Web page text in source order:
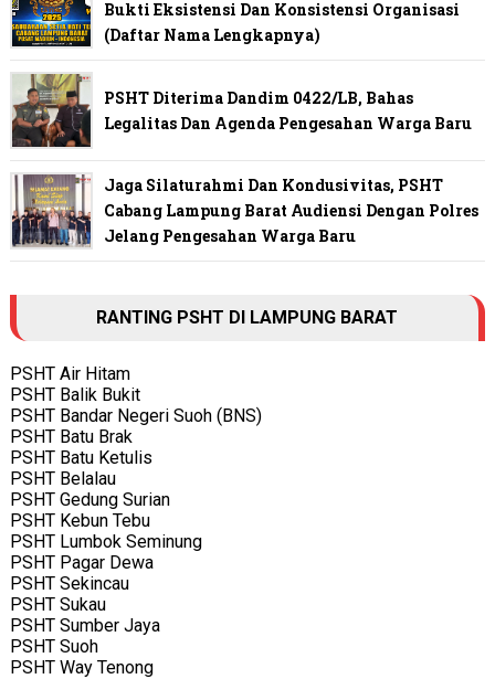
Bukti Eksistensi Dan Konsistensi Organisasi
(Daftar Nama Lengkapnya)
PSHT Diterima Dandim 0422/LB, Bahas
Legalitas Dan Agenda Pengesahan Warga Baru
Jaga Silaturahmi Dan Kondusivitas, PSHT
Cabang Lampung Barat Audiensi Dengan Polres
Jelang Pengesahan Warga Baru
RANTING PSHT DI LAMPUNG BARAT
PSHT Air Hitam
PSHT Balik Bukit
PSHT Bandar Negeri Suoh (BNS)
PSHT Batu Brak
PSHT Batu Ketulis
PSHT Belalau
PSHT Gedung Surian
PSHT Kebun Tebu
PSHT Lumbok Seminung
PSHT Pagar Dewa
PSHT Sekincau
PSHT Sukau
PSHT Sumber Jaya
PSHT Suoh
PSHT Way Tenong